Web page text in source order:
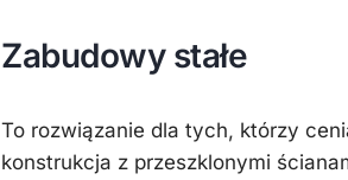
Zabudowy stałe
To rozwiązanie dla tych, którzy
konstrukcja z przeszklonymi